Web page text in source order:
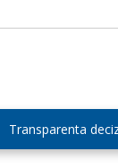
Transparenta